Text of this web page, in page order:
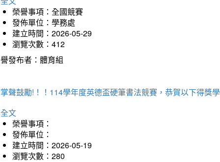
榮譽事項：全國競賽
發佈單位：學務處
建立時間：2026-05-29
瀏覽次數：412
發布者：體育組
聲鼓勵!！！114學年度英德盃硬筆書法競賽，恭賀以下得獎
文
榮譽事項：
發佈單位：
建立時間：2026-05-19
瀏覽次數：280